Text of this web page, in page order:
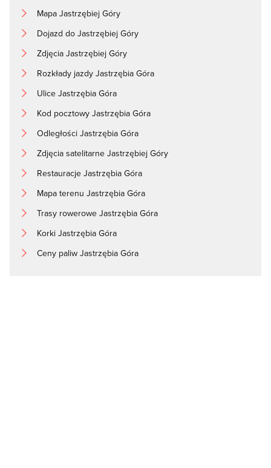
Mapa Jastrzębiej Góry
Dojazd do Jastrzębiej Góry
Zdjęcia Jastrzębiej Góry
Rozkłady jazdy Jastrzębia Góra
Ulice Jastrzębia Góra
Kod pocztowy Jastrzębia Góra
Odległości Jastrzębia Góra
Zdjęcia satelitarne Jastrzębiej Góry
Restauracje Jastrzębia Góra
Mapa terenu Jastrzębia Góra
Trasy rowerowe Jastrzębia Góra
Korki Jastrzębia Góra
Ceny paliw Jastrzębia Góra